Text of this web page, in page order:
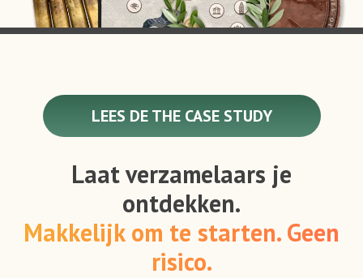
LEES DE THE CASE STUDY
Laat verzamelaars je
ontdekken.
Makkelijk om te starten. Geen
risico.